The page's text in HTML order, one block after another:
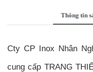
Thông tin
Cty CP Inox Nhân
cung cấp TRANG